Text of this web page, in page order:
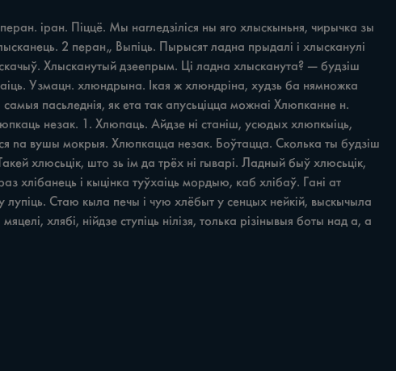
іран. Піццё. Мы нагледзіліся ны яго хлыскыньня, чирычка зы
2 перан„ Выпіць. Пырысят ладна прыдалі i хлысканулі
Хлысканутый дзеепрым. Ці ладна хлысканута? — будзіш
Узмацн. хлюндрына. Ікая ж хлюндріна, худзь ба нямножка
пасьледнія, як ета так апусьціцца можнаі Хлюпканне н.
незак. 1. Хлюпаць. Айдзе ні станіш, усюдых хлюпкыіць,
na вушы мокрыя. Хлюпкацца незак. Боўтацца. Сколька ты будзіш
хлюсьцік, што зь ім да трёх ні гыварі. Ладный быў хлюсьцік,
хлібанець i кыцінка туўхаіць мордыю, каб хлібаў. Гані ат
Стаю кыла печы i чую хлёбыт у сенцых нейкій, выскычыла
хлябі, нійдзе ступіць нілізя, толька різінывыя боты над a, a